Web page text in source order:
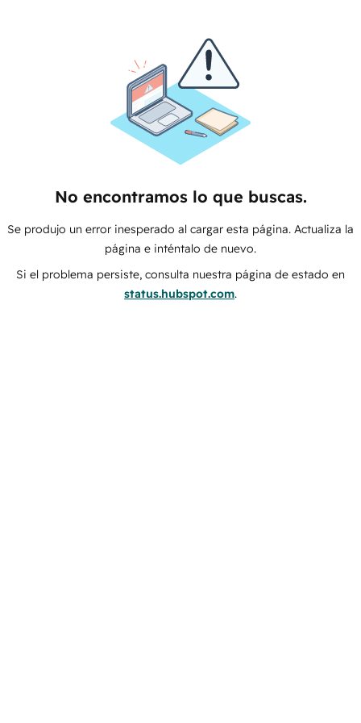
No encontramos lo que buscas.
Se produjo un error inesperado al cargar esta página. Actualiza la
página e inténtalo de nuevo.
Si el problema persiste, consulta nuestra página de estado en
status.hubspot.com.